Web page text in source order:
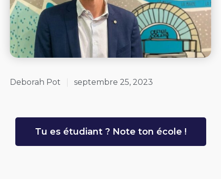
Deborah Pot septembre 25, 2023
Tu es étudiant ? Note ton école !